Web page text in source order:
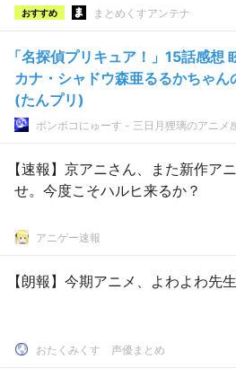
おすすめ まとめくすアンテナ
「名探偵プリキュア！」15話感想
カナ・シャドウ森亜るるかちゃん
(たんプリ)
ポンポコにゅーす - 三日月狸璃のアニメ
【速報】京アニさん、また新作ア
せ。今度こそハルヒ来るか？
アニゲー速報
【朗報】今期アニメ、よわよわ先
おたくみくす 声優まとめ